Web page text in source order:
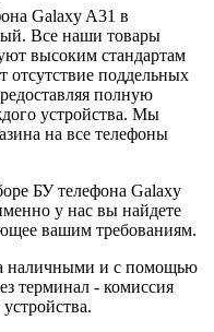
Galaxy A31 в
Все наши товары
высоким стандартам
отсутствие поддельных
полную
устройства. Мы
на все телефоны
БУ телефона Galaxy
у нас вы найдете
вашим требованиям.
наличными и с помощью
терминал - комиссия